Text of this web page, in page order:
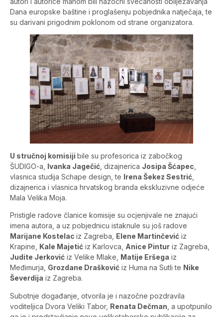
Dana europske baštine i proglašenju pobjednika natječaja, te
su darivani prigodnim poklonom od strane organizatora.
U stručnoj komisiji bile su profesorica iz zabočkog
ŠUDIGO-a, Ivanka Jagečić , dizajnerica Josipa Šćapec
vlasnica studija Schape design, te Irena Šekez Sestrić
dizajnerica i vlasnica hrvatskog branda ekskluzivne odjeće
Mala Velika Moja.
Pristigle radove članice komisije su ocjenjivale ne znajući
imena autora, a uz pobjednicu istaknule su još radove
Marijane Kostelac iz Zagreba, Elene Martinčević iz
Krapine, Kale Majetić iz Karlovca, Anice Pintur iz Zagreba,
Judite Jerković iz Velike Mlake, Matije Eršega iz
Međimurja, Grozdane Drašković iz Huma na Sutli te Nike
Ševerdija iz Zagreba.
Subotnje događanje, otvorila je i nazočne pozdravila
voditeljica Dvora Veliki Tabor, Renata Dečman , a upotpunilo